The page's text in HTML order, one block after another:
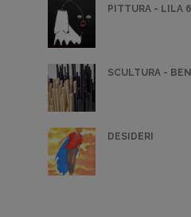
PITTURA - LILA 6
SCULTURA -
DESIDERI